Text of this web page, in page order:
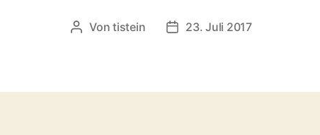
Beitragsautor
Vontistein Veröffentlichungsdatum
23. Juli 2017